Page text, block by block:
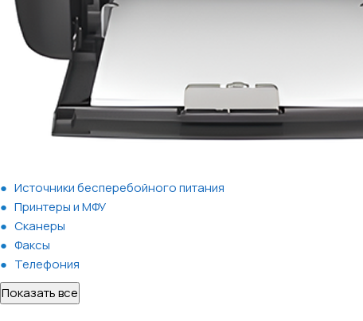
Источники бесперебойного питания
Принтеры и МФУ
Сканеры
Факсы
Телефония
Показать все